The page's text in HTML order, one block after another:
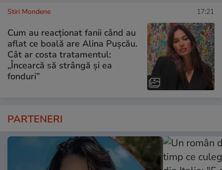
Stiri Mondene 17:21
Cum au reacționat fanii când au
aflat ce boală are Alina Pușcău.
Cât ar costa tratamentul:
„Încearcă să strângă și ea
fonduri”
PARTENERI